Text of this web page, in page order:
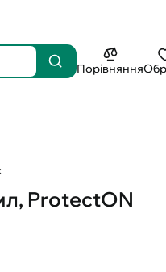
Порівняння
ProtectON